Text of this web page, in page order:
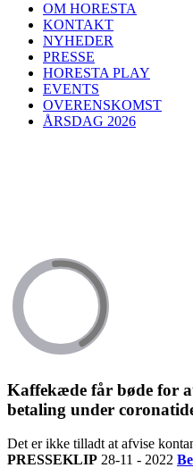
OM HORESTA
KONTAKT
NYHEDER
PRESSE
HORESTA PLAY
EVENTS
OVERENSKOMST
ÅRSDAG 2026
Kaffekæde får bøde for
betaling under
Det er ikke tilladt at afvise
PRESSEKLIP 28-11 - 2022